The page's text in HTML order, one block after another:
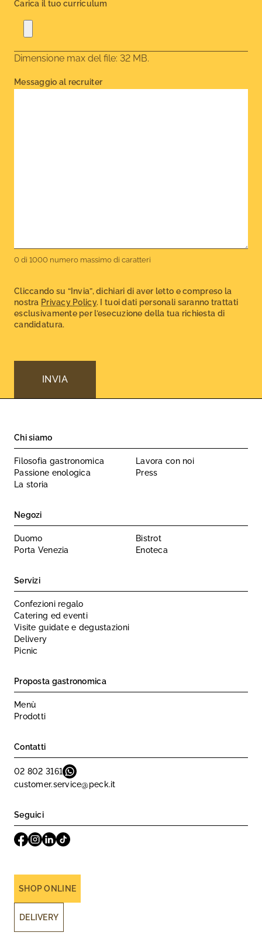
Carica il tuo curriculum
Dimensione max del file: 32 MB.
Messaggio al recruiter
0 di 1000 numero massimo di caratteri
Cliccando su “Invia”, dichiari di aver letto e compreso la
nostra Privacy Policy. I tuoi dati personali saranno trattati
esclusivamente per l’esecuzione della tua richiesta di
candidatura.
Chi siamo
Filosofia gastronomica
Passione enologica
La storia
Lavora con noi
Press
Negozi
Duomo
Porta Venezia
Bistrot
Enoteca
Servizi
Confezioni regalo
Catering ed eventi
Visite guidate e degustazioni
Delivery
Picnic
Proposta gastronomica
Menù
Prodotti
Contatti
02 802 3161
customer.service@peck.it
Seguici
SHOP ONLINE
DELIVERY